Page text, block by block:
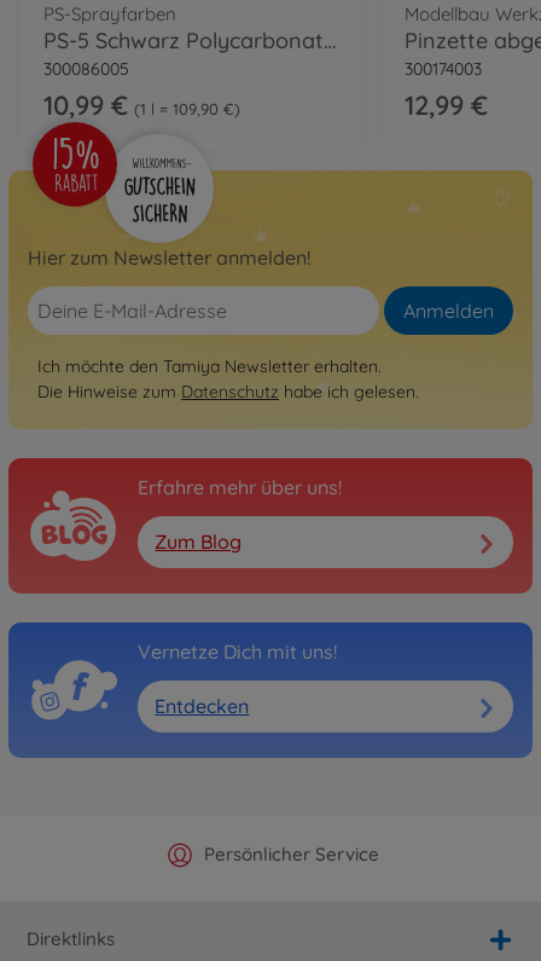
PS-Sprayfarben
PS-5 Schwarz Polycarbonat 100ml
300086005
10,99 € 1 l = 109,90 €
Modellbau
Pinzette
300174003
12,99 €
Hier zum Newsletter anmelden!
Anmelden
Ich möchte den Tamiya Newsletter erhalten.
Die Hinweise zum Datenschutz habe ich gelesen.
Erfahre mehr über uns!
Zum Blog
Vernetze Dich mit uns!
Entdecken
Offizieller Hersteller Shop
Persönlicher Service
Versandkostenfrei ab 25€
Schnelle Lieferung
Direktlinks